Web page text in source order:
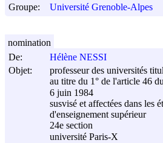
Groupe:
Université Grenoble-Alpes
De:
Hélène NESSI
Objet:
professeur des universités
au titre du 1° de l'article 46
6 juin 1984
susvisé et affectées dans les
d'enseignement supérieur
24e section
université Paris-X
nomination